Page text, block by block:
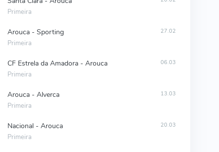
Primeira
Arouca - Sporting
Primeira
27.02
CF Estrela da Amadora - Arouca
Primeira
06.03
Arouca - Alverca
Primeira
13.03
Nacional - Arouca
Primeira
20.03